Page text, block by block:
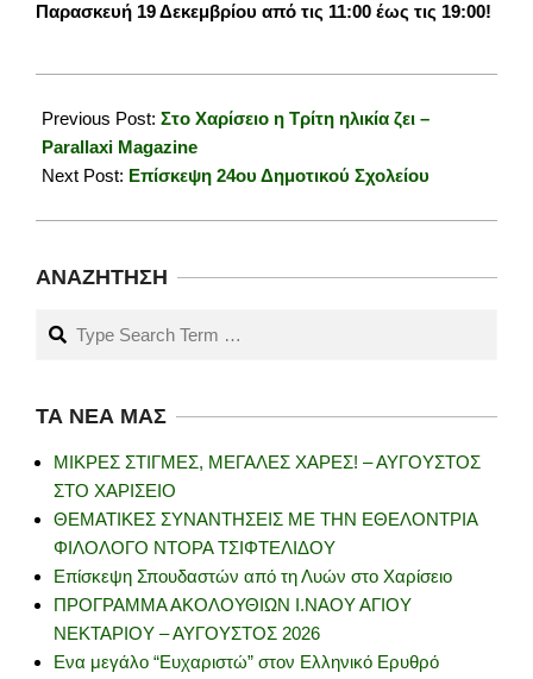
Παρασκευή 19 Δεκεμβρίου από τις 11:00 έως τις 19:00!
12-
18
Previous Post: Στο Χαρίσειο η Τρίτη ηλικία ζει –
Parallaxi Magazine
Next Post: Επίσκεψη 24ου Δημοτικού Σχολείου
ΑΝΑΖΉΤΗΣΗ
Search
ΤΑ ΝΈΑ ΜΑΣ
ΜΙΚΡΕΣ ΣΤΙΓΜΕΣ, ΜΕΓΑΛΕΣ ΧΑΡΕΣ! – ΑΥΓΟΥΣΤΟΣ
ΣΤΟ ΧΑΡΙΣΕΙΟ
ΘΕΜΑΤΙΚΕΣ ΣΥΝΑΝΤΗΣΕΙΣ ΜΕ ΤΗΝ ΕΘΕΛΟΝΤΡΙΑ
ΦΙΛΟΛΟΓΟ ΝΤΟΡΑ ΤΣΙΦΤΕΛΙΔΟΥ
Επίσκεψη Σπουδαστών από τη Λυών στο Χαρίσειο
ΠΡΟΓΡΑΜΜΑ ΑΚΟΛΟΥΘΙΩΝ Ι.ΝΑΟΥ ΑΓΙΟΥ
ΝΕΚΤΑΡΙΟΥ – ΑΥΓΟΥΣΤΟΣ 2026
Ενα μεγάλο “Ευχαριστώ” στον Ελληνικό Ερυθρό